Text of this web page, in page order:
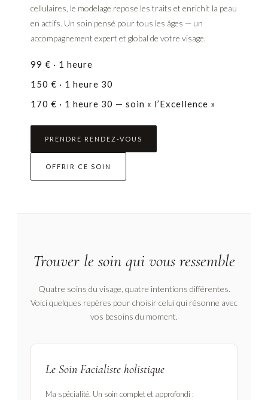
cellulaires, le modelage repose les traits et enrichit la peau
en actifs. Un soin pensé pour tous les âges — un
accompagnement expert et global de votre visage.
99 € · 1 heure
150 € · 1 heure 30
170 € · 1 heure 30 — soin « l’Excellence »
PRENDRE RENDEZ-VOUS
OFFRIR CE SOIN
Trouver le soin qui vous ressemble
Quatre soins du visage, quatre intentions différentes.
Voici quelques repères pour choisir celui qui résonne avec
vos besoins du moment.
Le Soin Facialiste holistique
Ma spécialité. Un soin complet et approfondi :